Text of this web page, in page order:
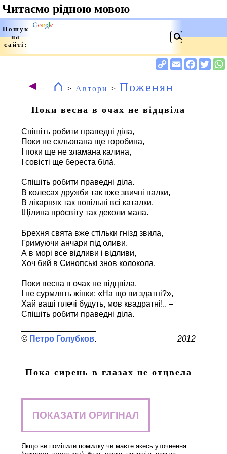
◄ ⌂ > Автори > Поженян
Поки весна в очах не відцвіла
Спішіть робити праведні діла,
Поки не скльована ще горобина,
І поки ще не зламана калина,
І совісті ще береста біла́.
Спішіть робити праведні діла.
В колесах дружби так вже звичні палки,
В лікарнях так повільні всі каталки,
Щілина про́світу так деколи мала.
Брехня свята вже стільки гнізд звила,
Гримуючи анчари під оливи.
А в морі все відливи і відливи,
Хоч бий в Синопські знов колокола.
Поки весна в очах не відцвіла,
І не сурмлять жінки: «На що ви здатні?»,
Хай ваші плечі будуть, мов квадратні!.. –
Спішіть робити праведні діла.
Петро Голубков 2012
Пока сирень в глазах не отцвела
ПОКАЗАТИ ОРИГІНАЛ
Якщо ви помітили помилку чи маєте якесь уточнення